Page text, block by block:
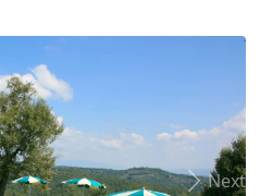
Next